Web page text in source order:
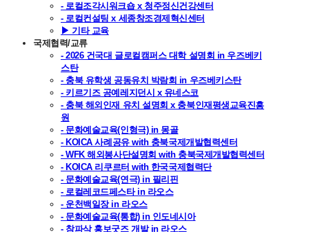
- 로컬조각시워크숍 x 청주정신건강센터
- 로컬컨설팅 x 세종창조경제혁신센터
▶ 기타 교육
국제협력/교류
- 2026 건국대 글로컬캠퍼스 대학 설명회 in 우즈베키
스탄
- 충북 유학생 공동유치 박람회 in 우즈베키스탄
- 키르기즈 공예레지던시 x 유네스코
- 충북 해외인재 유치 설명회 x 충북인재평생교육진흥
원
- 문화예술교육(인형극) in 몽골
- KOICA 사례공유 with 충북국제개발협력센터
- WFK 해외봉사단설명회 with 충북국제개발협력센터
- KOICA 리쿠르터 with 한국국제협력단
- 문화예술교육(연극) in 필리핀
- 로컬레코드페스타 in 라오스
- 운천백일장 in 라오스
- 문화예술교육(통합) in 인도네시아
- 참파삭 홍보굿즈 개발 in 라오스